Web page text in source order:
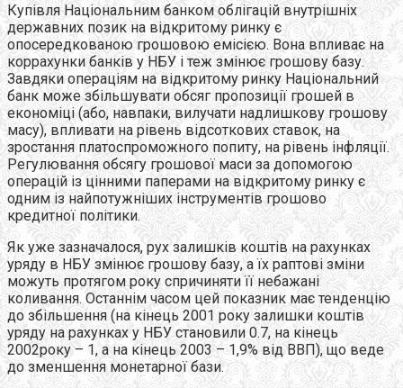
Купівля Національним банком облігацій внутрішніх
державних позик на відкритому ринку є
опосередкованою грошовою емісією. Вона впливає на
коррахунки банків у НБУ і теж змінює грошову базу.
Завдяки операціям на відкритому ринку Національний
банк може збільшувати обсяг пропозиції грошей в
економіці (або, навпаки, вилучати надлишкову грошову
масу), впливати на рівень відсоткових ставок, на
зростання платоспроможного попиту, на рівень інфляції.
Регулювання обсягу грошової маси за допомогою
операцій із цінними паперами на відкритому ринку є
одним із найпотужніших інструментів грошово
кредитної політики.
Як уже зазначалося, рух залишків коштів на рахунках
уряду в НБУ змінює грошову базу, а їх раптові зміни
можуть протягом року спричиняти її небажані
коливання. Останнім часом цей показник має тенденцію
до збільшення (на кінець 2001 року залишки коштів
уряду на рахунках у НБУ становили 0.7, на кінець
2002року – 1, а на кінець 2003 – 1,9% від ВВП), що веде
до зменшення монетарної бази.